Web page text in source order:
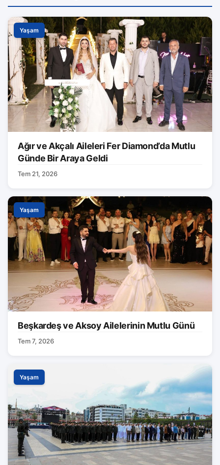
Yaşam
Ağır ve Akçalı Aileleri Fer Diamond’da Mutlu
Günde Bir Araya Geldi
Tem 21, 2026
Yaşam
Beşkardeş ve Aksoy Ailelerinin Mutlu Günü
Tem 7, 2026
Yaşam